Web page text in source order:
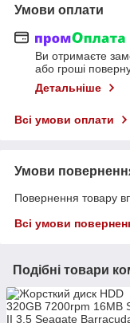
Умови оплати
Ви отримаєте
або гроші
Детальніше
Всі умови оплати
Умови
Повернення товару
Всі умови
Подібні товари